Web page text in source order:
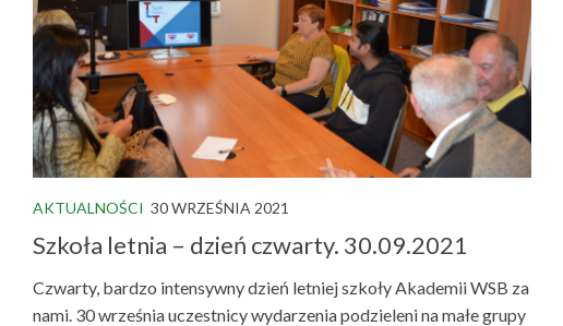
AKTUALNOŚCI 30 WRZEŚNIA 2021
Szkoła letnia – dzień czwarty. 30.09.2021
Czwarty, bardzo intensywny dzień letniej szkoły Akademii WSB za
nami. 30 września uczestnicy wydarzenia podzieleni na małe grupy